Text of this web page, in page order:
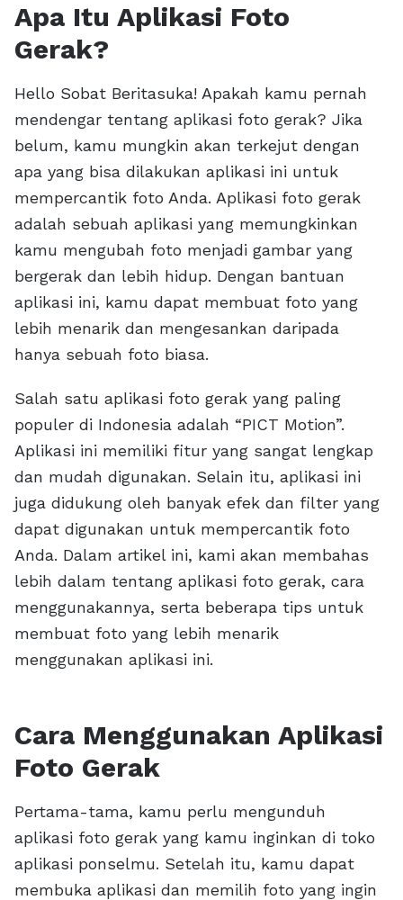
Apa Itu Aplikasi Foto
Gerak?
Hello Sobat Beritasuka! Apakah kamu pernah
mendengar tentang aplikasi foto gerak? Jika
belum, kamu mungkin akan terkejut dengan
apa yang bisa dilakukan aplikasi ini untuk
mempercantik foto Anda. Aplikasi foto gerak
adalah sebuah aplikasi yang memungkinkan
kamu mengubah foto menjadi gambar yang
bergerak dan lebih hidup. Dengan bantuan
aplikasi ini, kamu dapat membuat foto yang
lebih menarik dan mengesankan daripada
hanya sebuah foto biasa.
Salah satu aplikasi foto gerak yang paling
populer di Indonesia adalah “PICT Motion”.
Aplikasi ini memiliki fitur yang sangat lengkap
dan mudah digunakan. Selain itu, aplikasi ini
juga didukung oleh banyak efek dan filter yang
dapat digunakan untuk mempercantik foto
Anda. Dalam artikel ini, kami akan membahas
lebih dalam tentang aplikasi foto gerak, cara
menggunakannya, serta beberapa tips untuk
membuat foto yang lebih menarik
menggunakan aplikasi ini.
Cara Menggunakan Aplikasi
Foto Gerak
Pertama-tama, kamu perlu mengunduh
aplikasi foto gerak yang kamu inginkan di toko
aplikasi ponselmu. Setelah itu, kamu dapat
membuka aplikasi dan memilih foto yang ingin